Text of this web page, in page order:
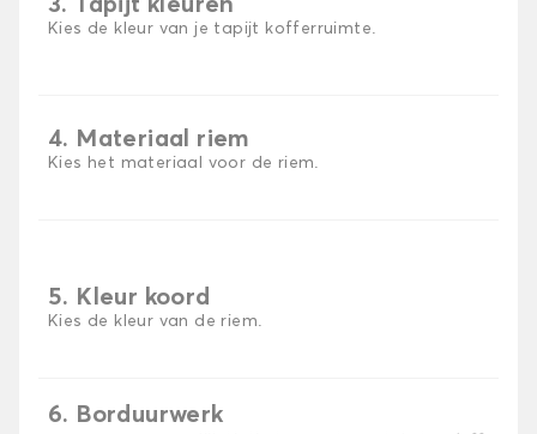
3. Tapijt kleuren
Kies de kleur van je tapijt kofferruimte.
4. Materiaal riem
Kies het materiaal voor de riem.
5. Kleur koord
Kies de kleur van de riem.
6. Borduurwerk